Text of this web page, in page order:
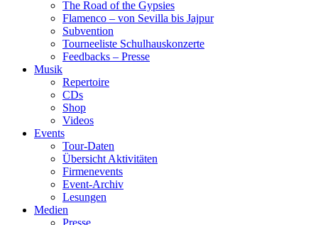
The Road of the Gypsies
Flamenco – von Sevilla bis Jajpur
Subvention
Tourneeliste Schulhauskonzerte
Feedbacks – Presse
Musik
Repertoire
CDs
Shop
Videos
Events
Tour-Daten
Übersicht Aktivitäten
Firmenevents
Event-Archiv
Lesungen
Medien
Presse